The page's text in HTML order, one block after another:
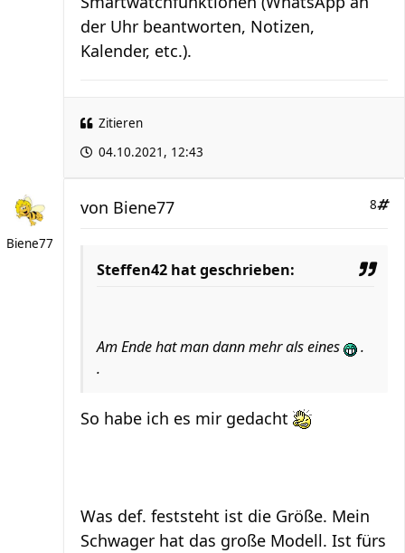
der Uhr beantworten, Notizen,
Kalender, etc.).
Zitieren
04.10.2021, 12:43
Biene77
8
von Biene77
Steffen42 hat geschrieben:
Am Ende hat man dann mehr als eines
.
.
So habe ich es mir gedacht
Was def. feststeht ist die Größe. Mein
Schwager hat das große Modell. Ist fürs